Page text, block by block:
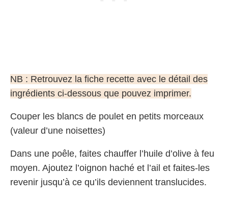
NB : Retrouvez la fiche recette avec le détail des
ingrédients ci-dessous que pouvez imprimer.
Couper les blancs de poulet en petits morceaux
(valeur d’une noisettes)
Dans une poêle, faites chauffer l’huile d’olive à feu
moyen. Ajoutez l’oignon haché et l’ail et faites-les
revenir jusqu’à ce qu’ils deviennent translucides.